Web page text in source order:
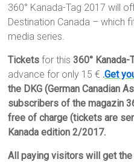
360° Kanada-Tag 2017 will
Destination Canada – which
media series.
Ticketsfor this360° Kanada-
advance for only 15 € .Get
the DKG (German Canadian
subscribers of the magazin
free of charge (tickets are
Kanada edition 2/2017.
All paying visitors will get the